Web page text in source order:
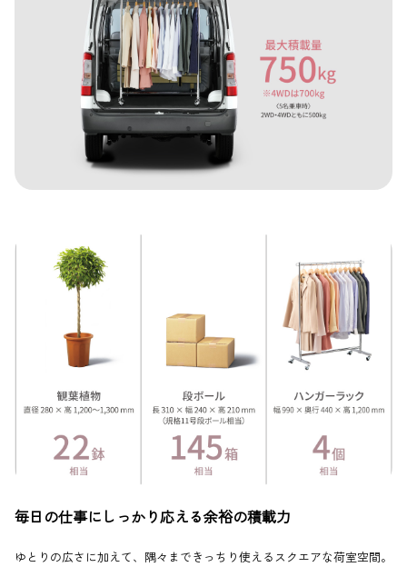
毎日の仕事にしっかり応える余裕の積載力
ゆとりの広さに加えて、隅々まできっちり使えるスクエアな荷室空間。